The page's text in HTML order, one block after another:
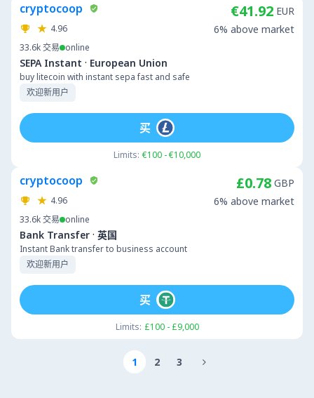
cryptocoop
4.96
33.6k交易 online
SEPA Instant · European Union
buy litecoin with instant sepa fast and safe
欢迎新用户
€41.92 EUR
6% above market
Limits: €100 - €10,000
买
cryptocoop
4.96
33.6k交易 online
Bank Transfer · 英国
Instant Bank transfer to business account
欢迎新用户
£0.78 GBP
6% above market
Limits: £100 - £9,000
买
1 2 3 